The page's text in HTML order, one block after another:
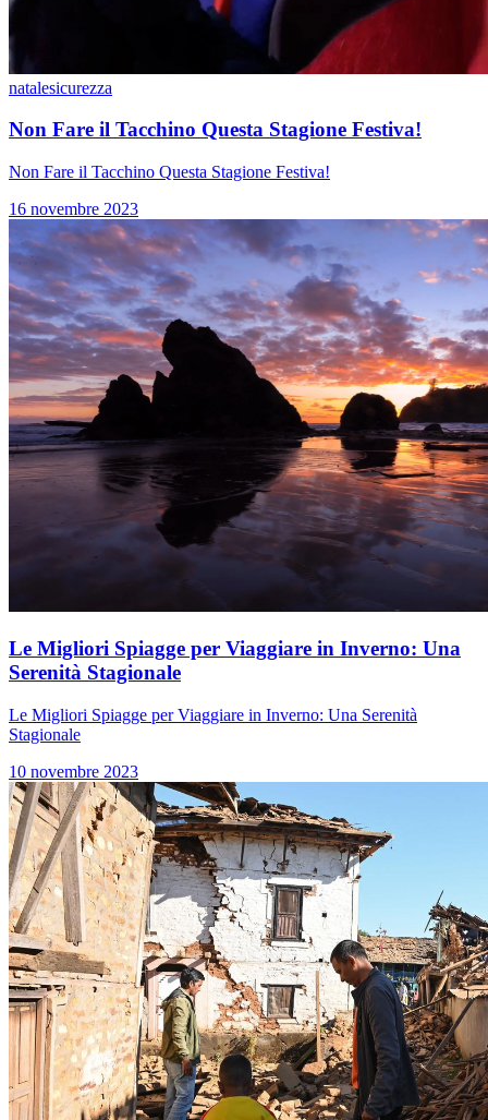
natalesicurezza
Non Fare il Tacchino Questa Stagione Festiva!
Non Fare il Tacchino Questa Stagione Festiva!
16 novembre 2023
Le Migliori Spiagge per Viaggiare in Inverno: Una
Serenità Stagionale
Le Migliori Spiagge per Viaggiare in Inverno: Una Serenità
Stagionale
10 novembre 2023